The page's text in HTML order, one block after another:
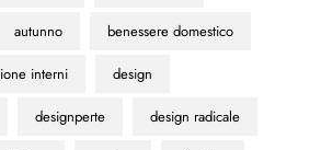
autunno benessere domestico
interni design
designperte design radicale